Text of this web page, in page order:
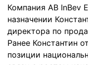
Компания AB InBev
назначении
директора по
Ранее Константин
позиции